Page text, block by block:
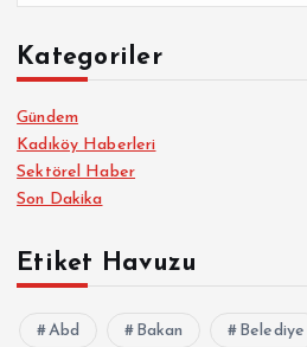
Kategoriler
Gündem
Kadıköy Haberleri
Sektörel Haber
Son Dakika
Etiket Havuzu
Abd Bakan Belediye